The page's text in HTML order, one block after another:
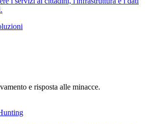
e risposta alle minacce.